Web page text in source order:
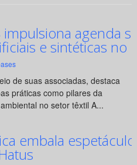
impulsiona agenda
e sintéticas no
de suas associadas, destaca
práticas como pilares da
no setor têxtil A...
embala